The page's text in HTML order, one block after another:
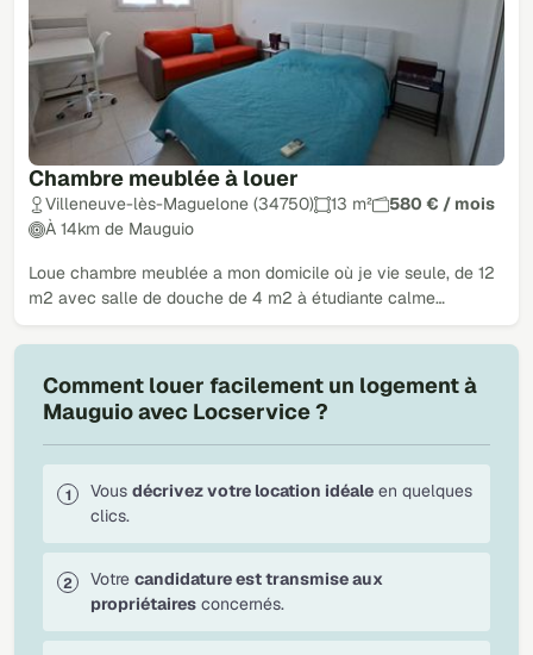
Chambre meublée à louer
Villeneuve-lès-Maguelone (34750) 13 m²
580 € / mois
À 14km de Mauguio
Loue chambre meublée a mon domicile où je vie seule, de 12
m2 avec salle de douche de 4 m2 à étudiante calme…
Comment louer facilement un logement à
Mauguio avec Locservice ?
Vous décrivez votre location idéale en quelques
clics.
Votre candidature est transmise aux
propriétaires concernés.